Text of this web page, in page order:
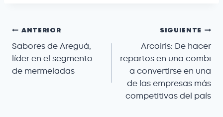
ANTERIOR
Sabores de Areguá,
líder en el segmento
de mermeladas
SIGUIENTE
Arcoiris: De hacer
repartos en una combi
a convertirse en una
de las empresas más
competitivas del país